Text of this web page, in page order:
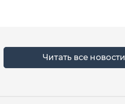
Читать все новости